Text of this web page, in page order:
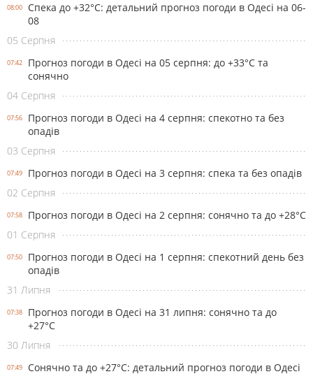
08:00
Спека до +32°С: детальний прогноз погоди в Одесі на 06-
08
05 Серпня
07:42
Прогноз погоди в Одесі на 05 серпня: до +33°С та
сонячно
04 Серпня
07:56
Прогноз погоди в Одесі на 4 серпня: спекотно та без
опадів
03 Серпня
07:49
Прогноз погоди в Одесі на 3 серпня: спека та без опадів
02 Серпня
07:58
Прогноз погоди в Одесі на 2 серпня: сонячно та до +28°С
01 Серпня
07:50
Прогноз погоди в Одесі на 1 серпня: спекотний день без
опадів
31 Липня
07:38
Прогноз погоди в Одесі на 31 липня: сонячно та до
+27°С
30 Липня
07:49 Сонячно та до +27°С: детальний прогноз погоди в Одесі